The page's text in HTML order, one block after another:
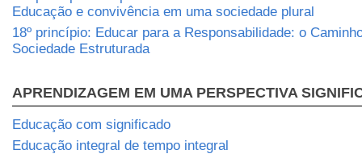
Educação e convivência em uma sociedade plural
18º princípio: Educar para a Responsabilidade: o
Sociedade Estruturada
APRENDIZAGEM EM UMA PERSPECTIVA
Educação com significado
Educação integral de tempo integral